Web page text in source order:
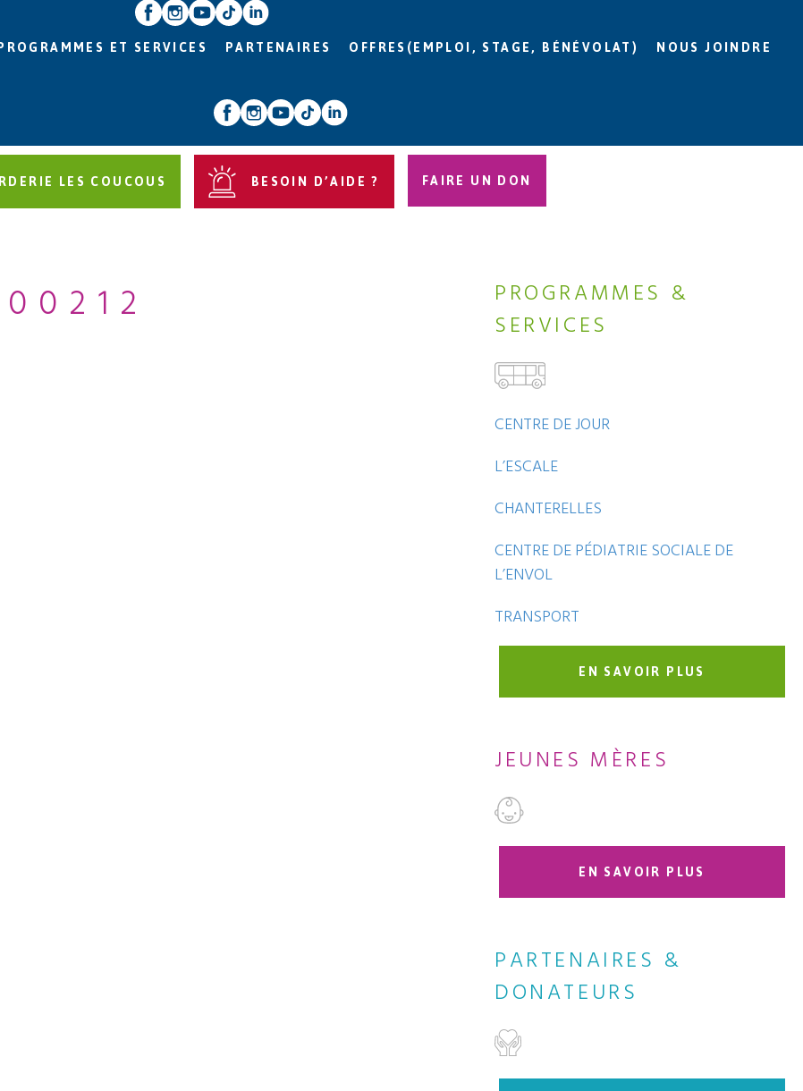
ET SERVICES PARTENAIRES OFFRES(EMPLOI, STAGE, BÉNÉVOLAT) NOUS JOINDRE
LES COUCOUS BESOIN D’AIDE ? FAIRE UN DON
PROGRAMMES &
SERVICES
CENTRE DE JOUR
L’ESCALE
CHANTERELLES
CENTRE DE PÉDIATRIE SOCIALE DE
L’ENVOL
TRANSPORT
EN SAVOIR PLUS
JEUNES MÈRES
EN SAVOIR PLUS
PARTENAIRES &
DONATEURS